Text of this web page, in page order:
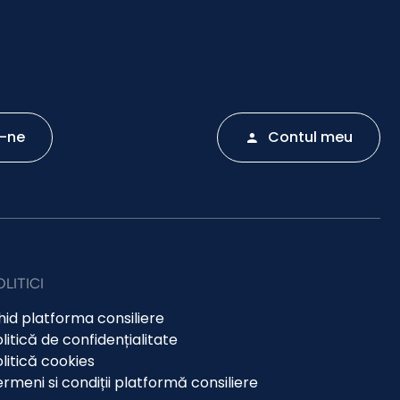
ne Contul meu
platforma consiliere
de confidențialitate
cookies
si condiții platformă consiliere